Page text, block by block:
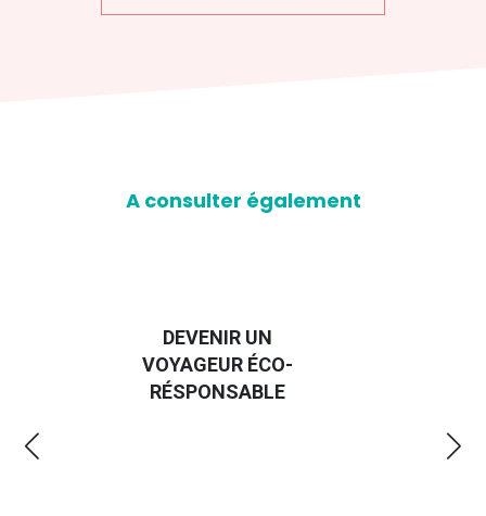
A consulter également
DEVENIR UN
VOYAGEUR ÉCO-
RÉSPONSABLE